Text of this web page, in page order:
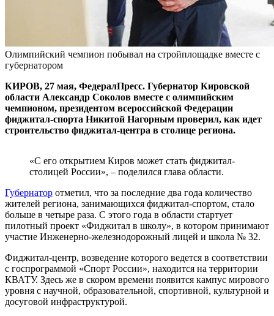
Олимпийский чемпион побывал на стройплощадке вместе с
губернатором
КИРОВ, 27 мая, ФедералПресс. Губернатор Кировской
области Александр Соколов вместе с олимпийским
чемпионом, президентом всероссийской Федерации
фиджитал-спорта Никитой Нагорным проверил, как идет
строительство фиджитал-центра в столице региона.
«С его открытием Киров может стать фиджитал-
столицей России», – поделился глава области.
Губернатор отметил, что за последние два года количество
жителей региона, занимающихся фиджитал-спортом, стало
больше в четыре раза. С этого года в области стартует
пилотный проект «Фиджитал в школу», в котором принимают
участие Инженерно-железнодорожный лицей и школа № 32.
Фиджитал-центр, возведение которого ведется в соответствии
с госпрограммой «Спорт России», находится на территории
КВАТУ. Здесь же в скором времени появится кампус мирового
уровня с научной, образовательной, спортивной, культурной и
досуговой инфраструктурой.